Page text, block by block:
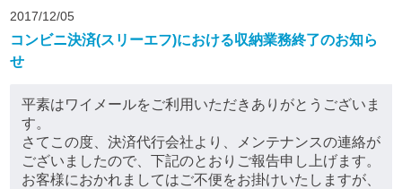
2017/12/05
コンビニ決済(スリーエフ)における収納業務終了のお知ら
せ
平素はワイメールをご利用いただきありがとうございま
す。
さてこの度、決済代行会社より、メンテナンスの連絡が
ございましたので、下記のとおりご報告申し上げます。
お客様におかれましてはご不便をお掛けいたしますが、